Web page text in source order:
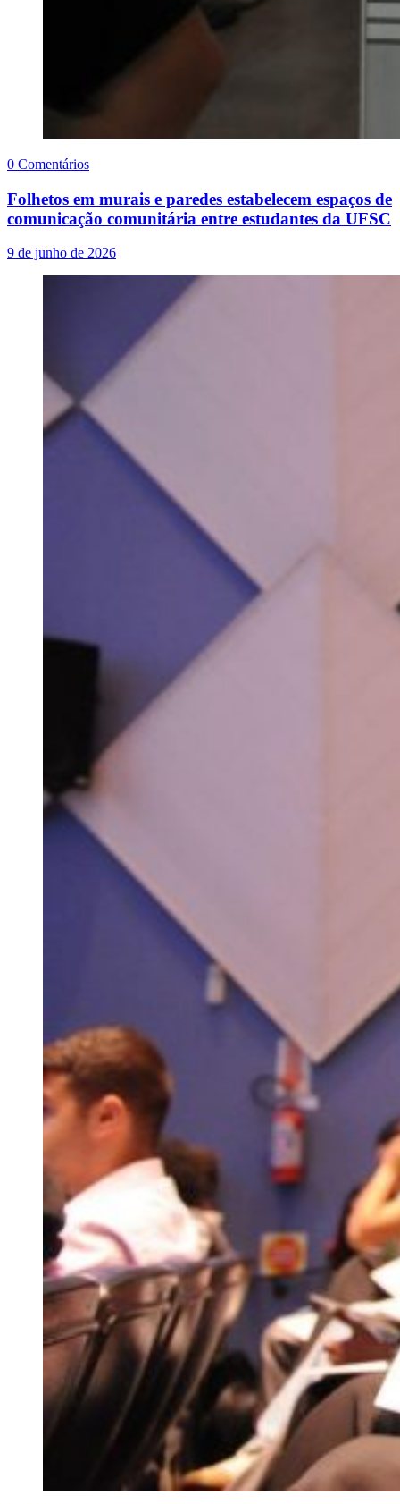
0 Comentários
Folhetos em murais e paredes estabelecem espaços de
comunicação comunitária entre estudantes da UFSC
9 de junho de 2026